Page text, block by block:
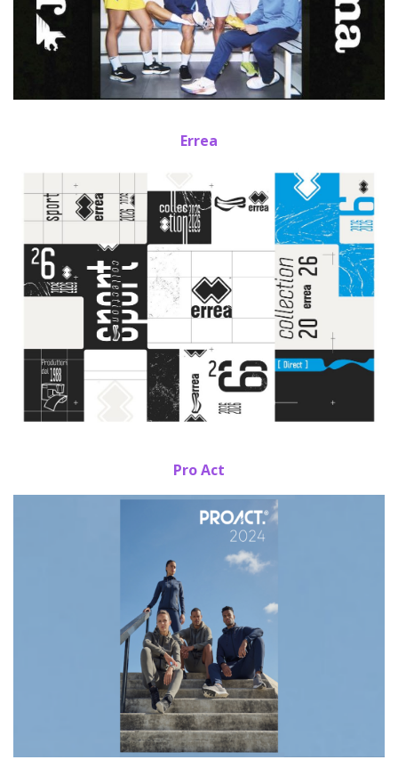
Errea
Pro Act